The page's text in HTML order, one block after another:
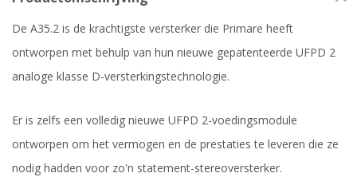
De A35.2 is de krachtigste versterker die Primare heeft
ontworpen met behulp van hun nieuwe gepatenteerde UFPD 2
analoge klasse D-versterkingstechnologie.
Er is zelfs een volledig nieuwe UFPD 2-voedingsmodule
ontworpen om het vermogen en de prestaties te leveren die ze
nodig hadden voor zo'n statement-stereoversterker.